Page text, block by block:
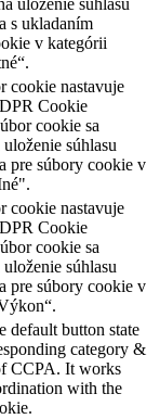
uloženie súhlasu
s ukladaním
v kategórii
cookie nastavuje
Cookie
cookie sa
súhlasu
pre súbory cookie v
cookie nastavuje
Cookie
cookie sa
súhlasu
pre súbory cookie v
default button state
category &
CCPA. It works
with the